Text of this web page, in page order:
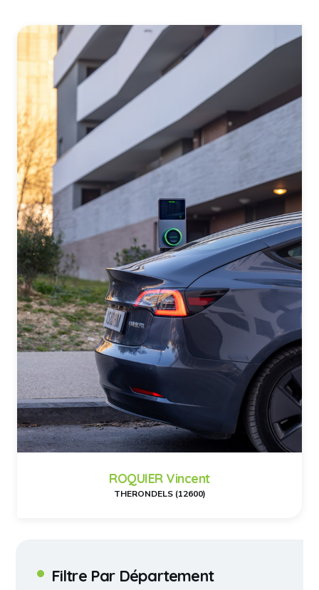
Filtre Par Département
ROQUIER Vincent
THERONDELS (12600)